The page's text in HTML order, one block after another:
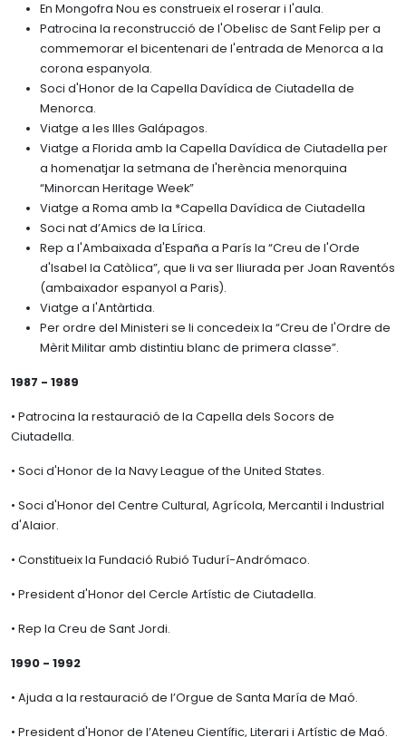
En Mongofra Nou es construeix el roserar i l'aula.
Patrocina la reconstrucció de l'Obelisc de Sant Felip per a
commemorar el bicentenari de l'entrada de Menorca a la
corona espanyola.
Soci d'Honor de la Capella Davídica de Ciutadella de
Menorca.
Viatge a les Illes Galápagos.
Viatge a Florida amb la Capella Davídica de Ciutadella per
a homenatjar la setmana de l'herència menorquina
“Minorcan Heritage Week”
Viatge a Roma amb la *Capella Davídica de Ciutadella
Soci nat d’Amics de la Lírica.
Rep a l'Ambaixada d'España a París la “Creu de l'Orde
d'Isabel la Catòlica”, que li va ser lliurada per Joan Raventós
(ambaixador espanyol a Paris).
Viatge a l'Antàrtida.
Per ordre del Ministeri se li concedeix la “Creu de l'Ordre de
Mèrit Militar amb distintiu blanc de primera classe”.
1987 - 1989
• Patrocina la restauració de la Capella dels Socors de
Ciutadella.
• Soci d'Honor de la Navy League of the United States.
• Soci d'Honor del Centre Cultural, Agrícola, Mercantil i Industrial
d'Alaior.
• Constitueix la Fundació Rubió Tudurí-Andrómaco.
• President d'Honor del Cercle Artístic de Ciutadella.
• Rep la Creu de Sant Jordi.
1990 - 1992
• Ajuda a la restauració de l’Orgue de Santa María de Maó.
• President d'Honor de l’Ateneu Científic, Literari i Artístic de Maó.